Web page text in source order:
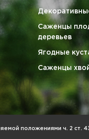
Саженцы
деревьев
Ягодные
Саженцы
положениями ч. 2 ст.